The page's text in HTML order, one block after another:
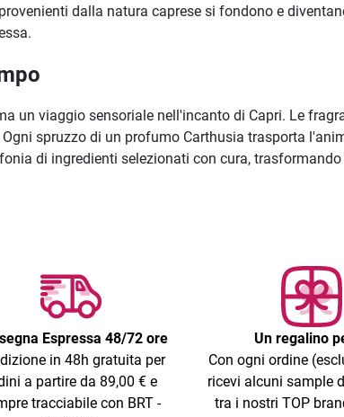
dalla natura caprese si fondono e
un viaggio sensoriale nell'incanto di Capri. Le
spruzzo di un profumo Carthusia trasporta
di ingredienti selezionati con cura,
Espressa 48/72 ore
in 48h gratuita per
a partire da 89,00 € e
tracciabile con BRT -
Un regalino
Con ogni ordine
ricevi alcuni sample
tra i nostri TOP